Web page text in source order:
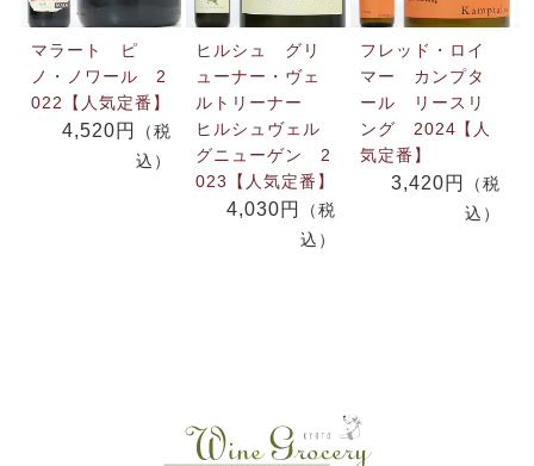
マラート ピ
ノ・ノワール 2
022【人気定番】
4,520円
（税
込）
ヒルシュ グリ
ューナー・ヴェ
ルトリーナー
ヒルシュヴェル
グニューゲン 2
023【人気定番】
4,030円
（税
込）
フレッド・ロイ
マー カンプタ
ール リースリ
ング 2024【人
気定番】
3,420円
（税
込）